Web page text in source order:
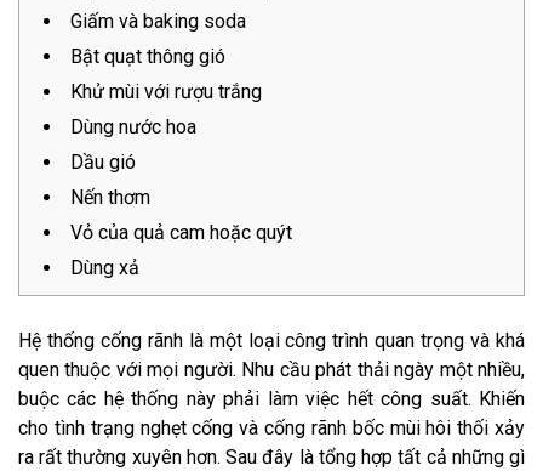
Giấm và baking soda
Bật quạt thông gió
Khử mùi với rượu trắng
Dùng nước hoa
Dầu gió
Nến thơm
Vỏ của quả cam hoặc quýt
Dùng xả
Hệ thống cống rãnh là một loại công trình quan trọng và khá
quen thuộc với mọi người. Nhu cầu phát thải ngày một nhiều,
buộc các hệ thống này phải làm việc hết công suất. Khiến
cho tình trạng nghẹt cống và cống rãnh bốc mùi hôi thối xảy
ra rất thường xuyên hơn. Sau đây là tổng hợp tất cả những gì